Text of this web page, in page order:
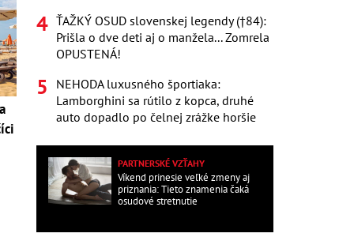
ŤAŽKÝ OSUD slovenskej legendy (†84):
Prišla o dve deti aj o manžela... Zomrela
OPUSTENÁ!
NEHODA luxusného športiaka:
Lamborghini sa rútilo z kopca, druhé
auto dopadlo po čelnej zrážke horšie
PARTNERSKÉ VZŤAHY
Víkend prinesie veľké zmeny aj
priznania: Tieto znamenia čaká
osudové stretnutie